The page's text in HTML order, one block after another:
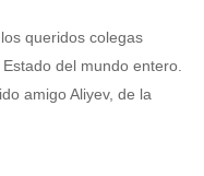
queridos colegas
del mundo entero.
amigo Aliyev, de la